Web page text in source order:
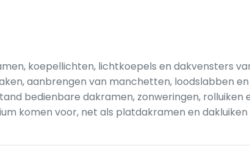
koepellichten, lichtkoepels en dakvensters
aanbrengen van manchetten, loodslabben en
bedienbare dakramen, zonweringen, rolluiken
komen voor, net als platdakramen en